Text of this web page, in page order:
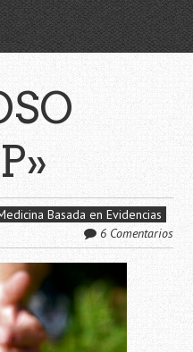
Basada en Evidencias
6 Comentarios